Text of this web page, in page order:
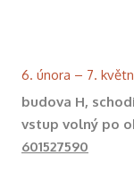
6. února – 7.
budova H,
vstup volný po
601527590